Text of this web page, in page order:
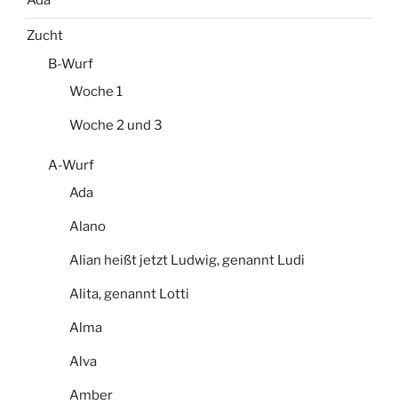
Zucht
B-Wurf
Woche 1
Woche 2 und 3
A-Wurf
Ada
Alano
Alian heißt jetzt Ludwig, genannt Ludi
Alita, genannt Lotti
Alma
Alva
Amber